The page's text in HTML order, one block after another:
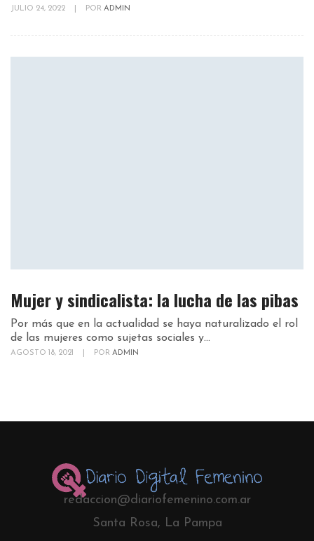
JULIO 24, 2022 POR ADMIN
Mujer y sindicalista: la lucha de las pibas
Por más que en la actualidad se haya naturalizado el rol
de las mujeres como sujetas sociales y...
AGOSTO 18, 2021 POR ADMIN
redaccion@diariofemenino.com.ar
Santa Rosa, La Pampa